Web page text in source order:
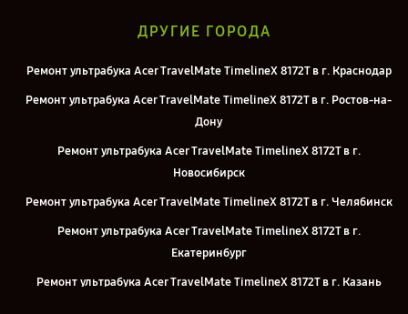
ДРУГИЕ ГОРОДА
Ремонт ультрабука Acer TravelMate TimelineX 8172T в г. Краснодар
Ремонт ультрабука Acer TravelMate TimelineX 8172T в г. Ростов-на-
Дону
Ремонт ультрабука Acer TravelMate TimelineX 8172T в г.
Новосибирск
Ремонт ультрабука Acer TravelMate TimelineX 8172T в г. Челябинск
Ремонт ультрабука Acer TravelMate TimelineX 8172T в г.
Екатеринбург
Ремонт ультрабука Acer TravelMate TimelineX 8172T в г. Казань